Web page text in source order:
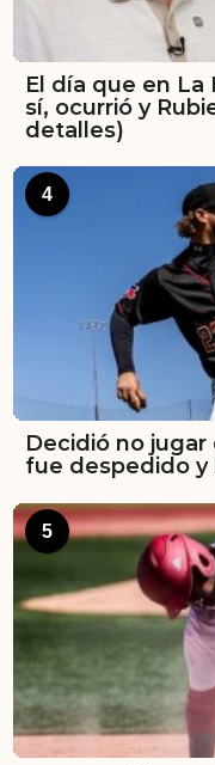
El día que en La
sí, ocurrió y
detalles)
4
Decidió no jugar
fue despedido
5